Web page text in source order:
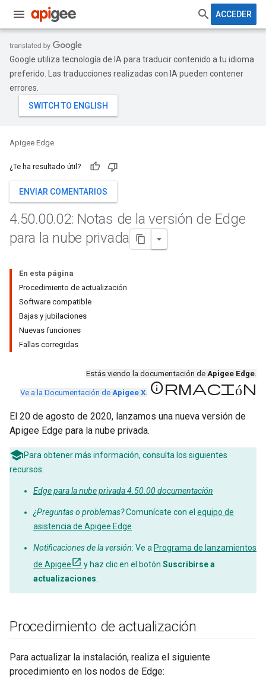
ACCEDER
Google utiliza tecnología de IA para traducir contenido a tu idioma
preferido. Las traducciones realizadas con IA pueden contener
errores.
Apigee Edge
¿Te ha resultado útil?
ENVIAR COMENTARIOS
4.50.00.02: Notas de la versión de Edge
para la nube privada
En esta página
Procedimiento de actualización
Software compatible
Bajas y jubilaciones
Nuevas funciones
Fallas corregidas
Estás viendo la documentación de Apigee Edge.
Ve a la Documentación de Apigee X. información
El 20 de agosto de 2020, lanzamos una nueva versión de
Apigee Edge para la nube privada.
Para obtener más información, consulta los siguientes
recursos:
Edge para la nube privada 4.50.00 documentación
¿Preguntas o problemas?Comunícate con el equipo de
asistencia de Apigee Edge
Notificaciones de la versión: Ve a Programa de lanzamientos
de Apigee
y haz clic en el botón Suscribirse a
actualizaciones
Procedimiento de actualización
Para actualizar la instalación, realiza el siguiente
procedimiento en los nodos de Edge: